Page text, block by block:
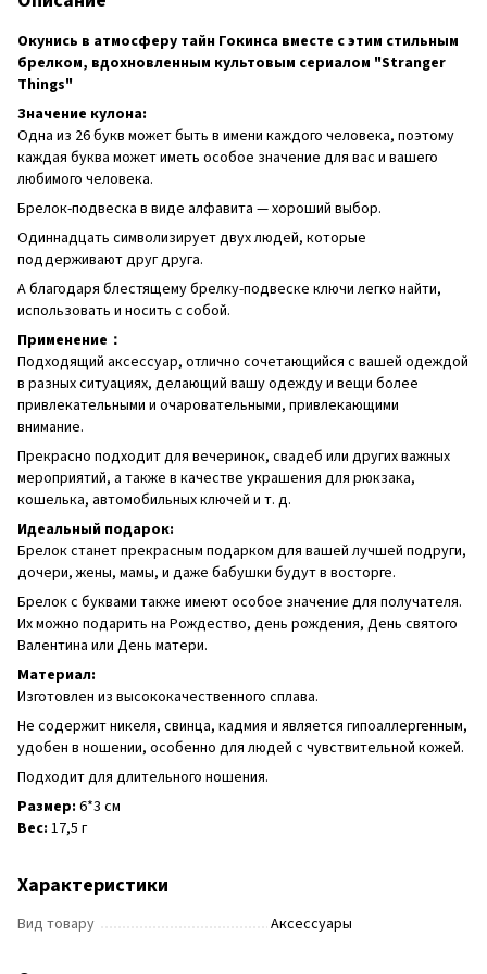
Окунись в атмосферу тайн Гокинса вместе с этим стильным
брелком, вдохновленным культовым сериалом "Stranger
Things"
Значение кулона:
Одна из 26 букв может быть в имени каждого человека, поэтому
каждая буква может иметь особое значение для вас и вашего
любимого человека.
Брелок-подвеска в виде алфавита — хороший выбор.
Одиннадцать символизирует двух людей, которые
поддерживают друг друга.
А благодаря блестящему брелку-подвеске ключи легко найти,
использовать и носить с собой.
Применение：
Подходящий аксессуар, отлично сочетающийся с вашей одеждой
в разных ситуациях, делающий вашу одежду и вещи более
привлекательными и очаровательными, привлекающими
внимание.
Прекрасно подходит для вечеринок, свадеб или других важных
мероприятий, а также в качестве украшения для рюкзака,
кошелька, автомобильных ключей и т. д.
Идеальный подарок:
Брелок станет прекрасным подарком для вашей лучшей подруги,
дочери, жены, мамы, и даже бабушки будут в восторге.
Брелок с буквами также имеют особое значение для получателя.
Их можно подарить на Рождество, день рождения, День святого
Валентина или День матери.
Материал:
Изготовлен из высококачественного сплава.
Не содержит никеля, свинца, кадмия и является гипоаллергенным,
удобен в ношении, особенно для людей с чувствительной кожей.
Подходит для длительного ношения.
Размер: 6*3 см
Вес: 17,5 г
Характеристики
Вид товару Аксессуары